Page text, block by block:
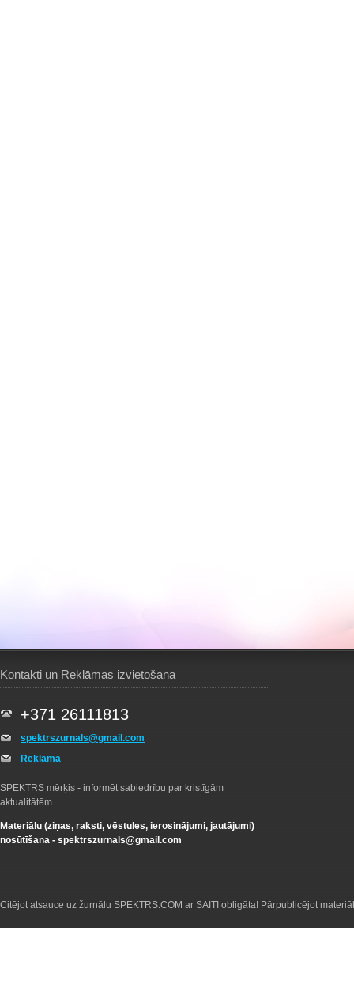
Kontakti un Reklāmas izvietošana
+371 26111813
spektrszurnals@gmail.com
Reklāma
SPEKTRS mērķis - informēt sabiedrību par kristīgām
aktualitātēm.
Materiālu (ziņas, raksti, vēstules, ierosinājumi, jautājumi)
nosūtīšana - spektrszurnals@gmail.com
Citējot atsauce uz žurnālu SPEKTRS.COM ar SAITI obligāta! Pārpublicējot